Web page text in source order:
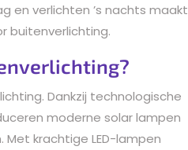
en verlichten ’s nachts maakt
buitenverlichting.
Dankzij technologische
moderne solar lampen
krachtige LED-lampen